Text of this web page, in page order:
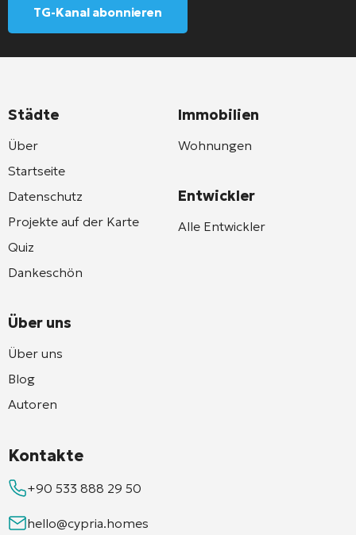
TG-Kanal abonnieren
Städte
Über
Startseite
Datenschutz
Projekte auf der Karte
Quiz
Dankeschön
Über uns
Über uns
Blog
Autoren
Immobilien
Wohnungen
Entwickler
Alle Entwickler
Kontakte
+90 533 888 29 50
hello@cypria.homes